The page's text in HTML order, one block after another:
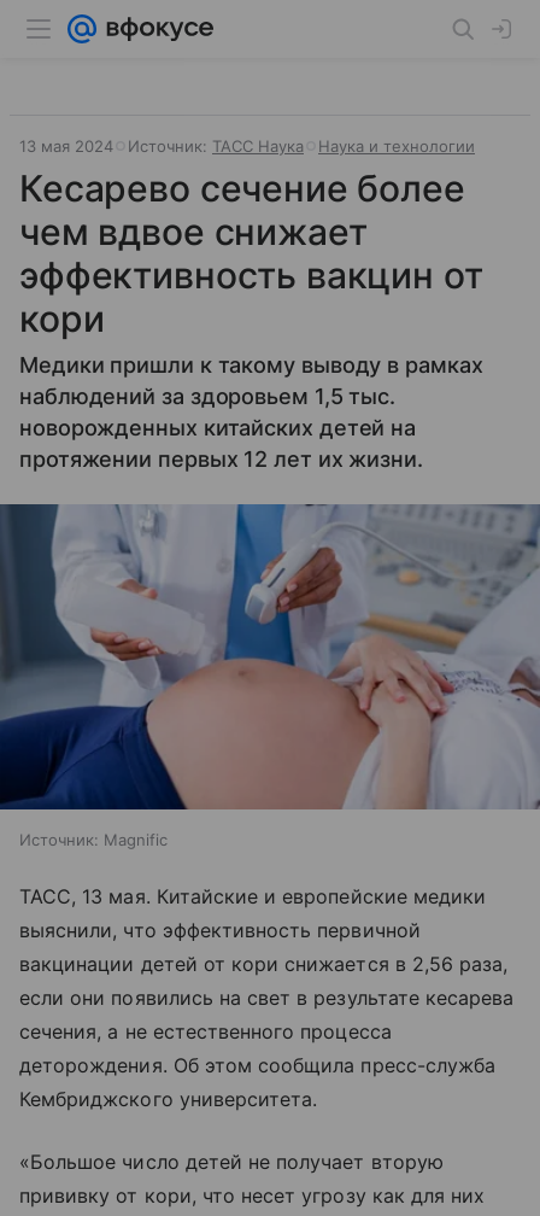
13 мая 2024 Источник: ТАСС Наука Наука и технологии
Кесарево сечение более
чем вдвое снижает
эффективность вакцин от
кори
Медики пришли к такому выводу в рамках
наблюдений за здоровьем 1,5 тыс.
новорожденных китайских детей на
протяжении первых 12 лет их жизни.
Источник: Magnific
ТАСС, 13 мая. Китайские и европейские медики
выяснили, что эффективность первичной
вакцинации детей от кори снижается в 2,56 раза,
если они появились на свет в результате кесарева
сечения, а не естественного процесса
деторождения. Об этом сообщила пресс-служба
Кембриджского университета.
«Большое число детей не получает вторую
прививку от кори, что несет угрозу как для них